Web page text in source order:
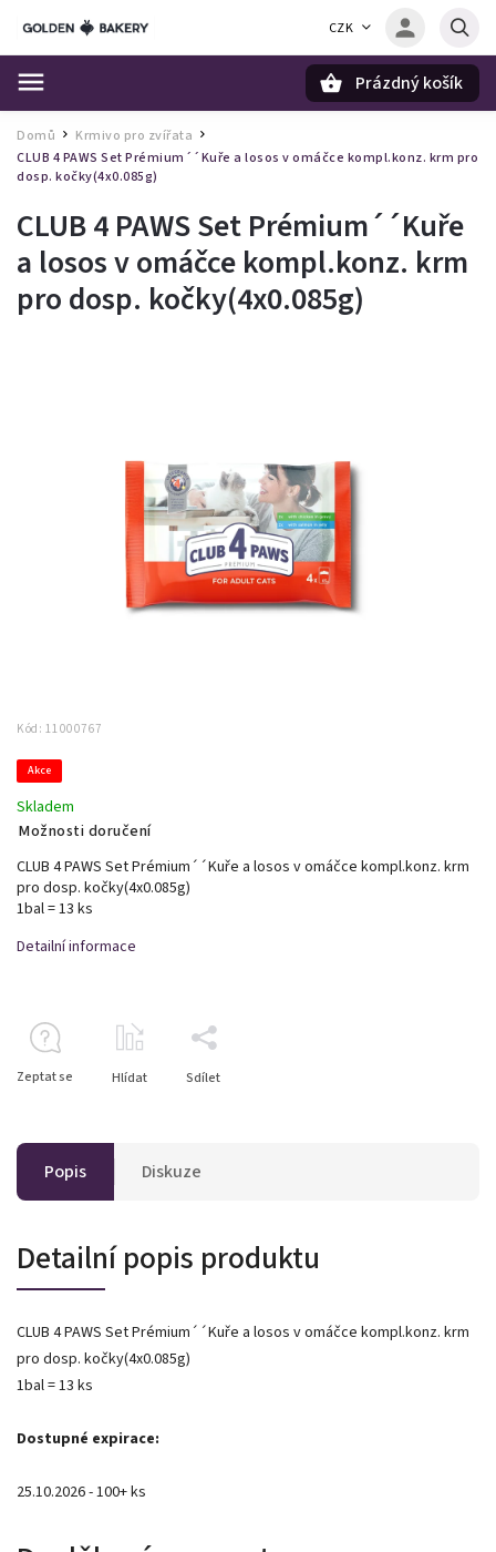
CZK
Prázdný košík
Domů / Krmivo pro zvířata /
CLUB 4 PAWS Set Prémium´´Kuře a losos v omáčce kompl.konz. krm pro
dosp. kočky(4x0.085g)
CLUB 4 PAWS Set Prémium´´Kuře
a losos v omáčce kompl.konz. krm
pro dosp. kočky(4x0.085g)
Kód: 11000767
Akce
Skladem
Možnosti doručení
CLUB 4 PAWS Set Prémium´´Kuře a losos v omáčce kompl.konz. krm
pro dosp. kočky(4x0.085g)
1bal = 13 ks
Detailní informace
Zeptat se Hlídat Sdílet
Popis Diskuze
Detailní popis produktu
CLUB 4 PAWS Set Prémium´´Kuře a losos v omáčce kompl.konz. krm
pro dosp. kočky(4x0.085g)
1bal = 13 ks
Dostupné expirace:
25.10.2026 - 100+ ks